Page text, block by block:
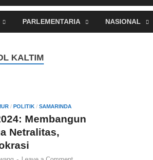
PARLEMENTARIA NASIONAL
KALTIM
/ POLITIK / SAMARINDA
Membangun
Netralitas,